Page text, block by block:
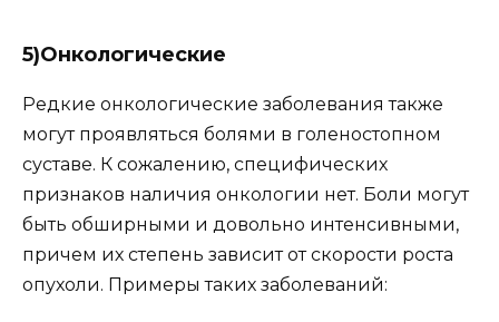
5)Онкологические
Редкие онкологические заболевания также
могут проявляться болями в голеностопном
суставе. К сожалению, специфических
признаков наличия онкологии нет. Боли могут
быть обширными и довольно интенсивными,
причем их степень зависит от скорости роста
опухоли. Примеры таких заболеваний: